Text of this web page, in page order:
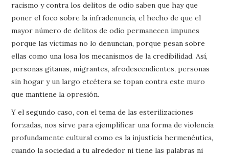
racismo y contra los delitos de odio saben que hay que
poner el foco sobre la infradenuncia, el hecho de que el
mayor número de delitos de odio permanecen impunes
porque las víctimas no lo denuncian, porque pesan sobre
ellas como una losa los mecanismos de la credibilidad. Así,
personas gitanas, migrantes, afrodescendientes, personas
sin hogar y un largo etcétera se topan contra este muro
que mantiene la opresión.
Y el segundo caso, con el tema de las esterilizaciones
forzadas, nos sirve para ejemplificar una forma de violencia
profundamente cultural como es la injusticia hermenéutica,
cuando la sociedad a tu alrededor ni tiene las palabras ni